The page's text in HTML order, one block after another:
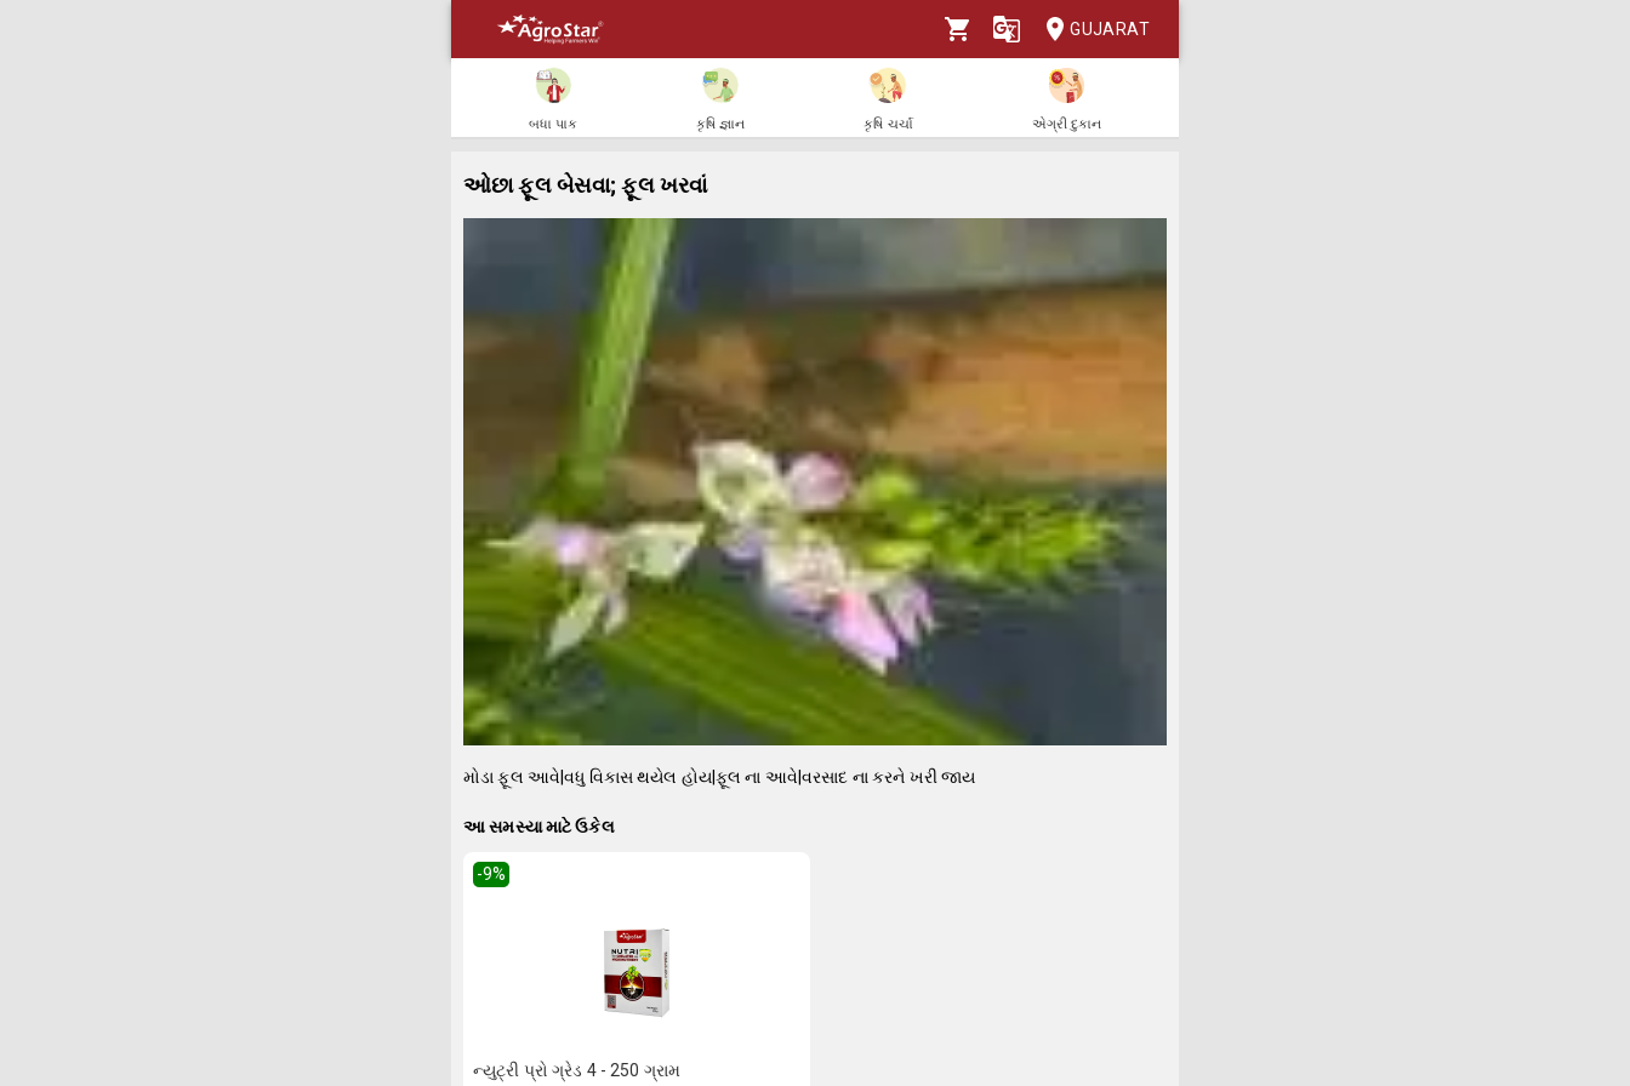
GUJARAT
બધા પાક કૃષિ જ્ઞાન કૃષિ ચર્ચા એગ્રી દુકાન
ઓછા ફૂલ બેસવા; ફૂલ ખરવાં
મોડા ફૂલ આવે|વધુ વિકાસ થયેલ હોય|ફૂલ ના આવે|વરસાદ ના કરને ખરી જાય
આ સમસ્યા માટે ઉકેલ
-9%
ન્યુટ્રી પ્રો ગ્રેડ 4 - 250 ગ્રામ